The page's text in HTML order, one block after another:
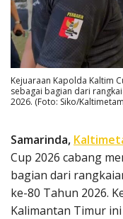
Kejuaraan Kapolda Kaltim
sebagai bagian dari
2026. (Foto: Siko/
Samarinda,
Cup 2026 cabang
bagian dari
ke-80 Tahun 2026.
Kalimantan Timur